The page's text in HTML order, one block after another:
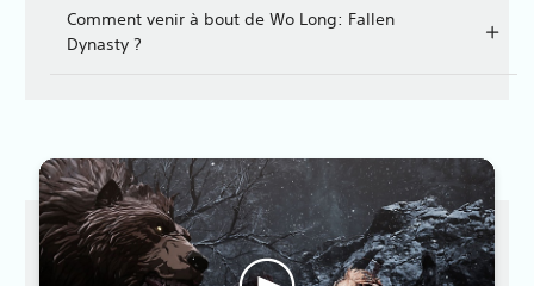
Comment venir à bout de Wo Long: Fallen
Dynasty ?